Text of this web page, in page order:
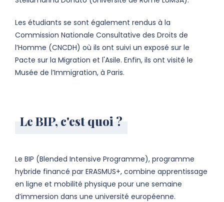
Les étudiants se sont également rendus à la
Commission Nationale Consultative des Droits de
l’Homme (CNCDH) où ils ont suivi un exposé sur le
Pacte sur la Migration et l'Asile. Enfin, ils ont visité le
Musée de l’Immigration, à Paris.
Le BIP, c'est quoi ?
Le BIP (Blended Intensive Programme), programme
hybride financé par ERASMUS+, combine apprentissage
en ligne et mobilité physique pour une semaine
d’immersion dans une université européenne.